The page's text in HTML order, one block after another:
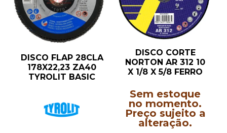
DISCO FLAP 28CLA
178X22,23 ZA40
TYROLIT BASIC
DISCO CORTE
NORTON AR 312 10
X 1/8 X 5/8 FERRO
Sem estoque
no momento.
Preço sujeito a
alteração.